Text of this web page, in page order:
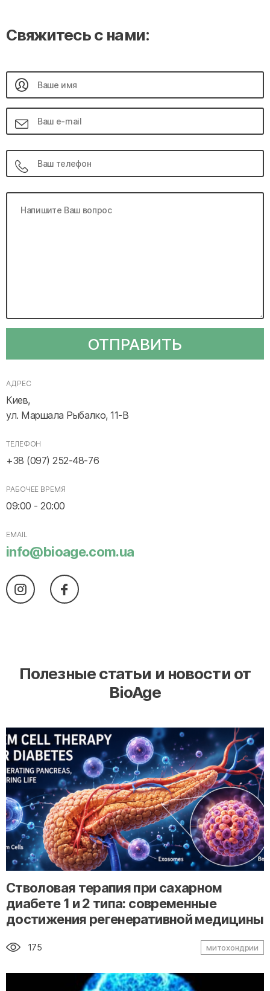
Свяжитесь с нами:
ОТПРАВИТЬ
АДРЕС
Киев,
ул. Маршала Рыбалко, 11-В
ТЕЛЕФОН
+38 (097) 252-48-76
РАБОЧЕЕ ВРЕМЯ
09:00 - 20:00
EMAIL
info@bioage.com.ua
Полезные статьи и новости от
BioAge
" alt="loading" class="img-responsive"/>
Стволовая терапия при сахарном
диабете 1 и 2 типа: современные
достижения регенеративной медицины
175 митохондрии